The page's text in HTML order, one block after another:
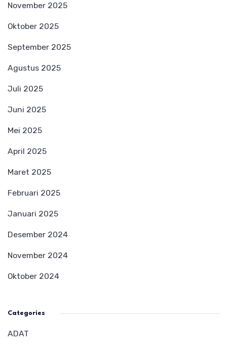
November 2025
Oktober 2025
September 2025
Agustus 2025
Juli 2025
Juni 2025
Mei 2025
April 2025
Maret 2025
Februari 2025
Januari 2025
Desember 2024
November 2024
Oktober 2024
Categories
ADAT